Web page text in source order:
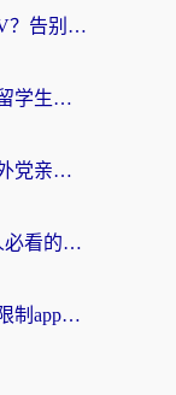
海外党亲测：在海外如何看CCTV？告别“仅限大陆播放”的实用指南
央视影音在海外可以看吗知乎？留学生亲测：3步解决地域限制+追剧自由
在国外怎么看咪咕视频软件？海外党亲测有效的回国加速方案
12123在国外能登录吗？海外华人必看的回国加速实用指南
海外党追剧必备：手机解除地区限制app怎么选？解决央视视频&国内剧地区限制全指南